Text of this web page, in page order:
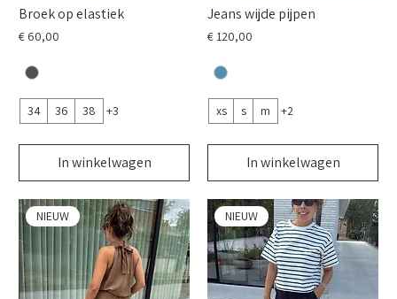
Broek op elastiek
Prijs
€ 60,00
34 36 38 +3
In winkelwagen
Jeans wijde pijpen
Prijs
€ 120,00
xs s m +2
In winkelwagen
NIEUW NIEUW